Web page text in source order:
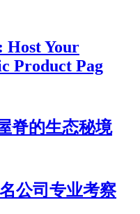
Host Your
Product Pag
脊的生态秘境
公司专业考察